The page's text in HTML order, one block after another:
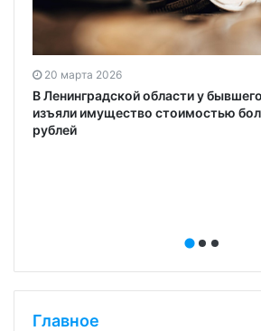
20 марта 2026
В Ленинградской области у
изъяли имущество стоимостью
рублей
Главное